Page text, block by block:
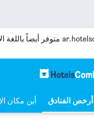
متوفر أيضاً باللغة
أرخص الفنادق أين مكان